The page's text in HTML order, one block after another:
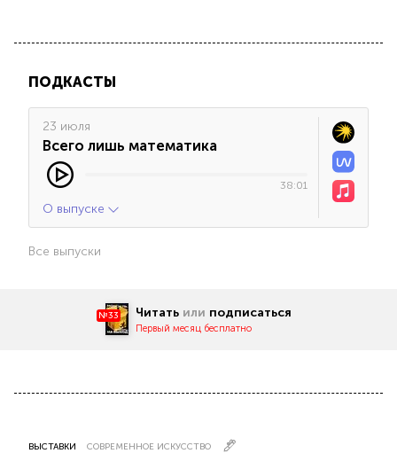
ПОДКАСТЫ
23 июля
Всего лишь математика
38:01
О выпуске
Все выпуски
№33 Читать или подписаться
Первый месяц бесплатно
ВЫСТАВКИ СОВРЕМЕННОЕ ИСКУССТВО